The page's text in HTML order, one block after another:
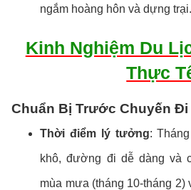
ngắm hoàng hôn và dựng trại.
Kinh Nghiệm Du
Thực
Chuẩn Bị Trước Chuyến Đi
Thời điểm lý tưởng:
khô, đường đi dễ dàng và
mùa mưa (tháng 10-tháng